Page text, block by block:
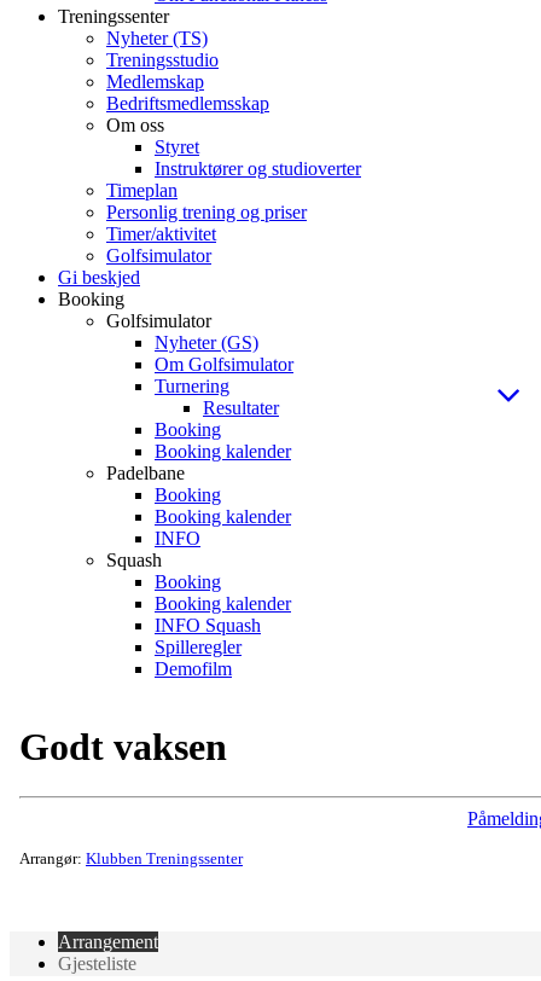
Treningssenter
Nyheter (TS)
Treningsstudio
Medlemskap
Bedriftsmedlemsskap
Om oss
Styret
Instruktører og studioverter
Timeplan
Personlig trening og priser
Timer/aktivitet
Golfsimulator
Gi beskjed
Booking
Golfsimulator
Nyheter (GS)
Om Golfsimulator
Turnering
Resultater
Booking
Booking kalender
Padelbane
Booking
Booking kalender
INFO
Squash
Booking
Booking kalender
INFO Squash
Spilleregler
Demofilm
Godt vaksen
Arrangør: Klubben Treningssenter
Arrangement
Gjesteliste